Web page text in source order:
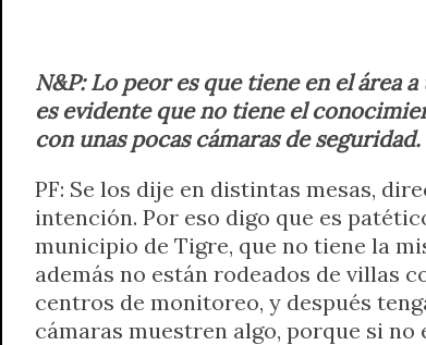
N&P: Lo peor es que tiene en el área
es evidente que no tiene el
con unas pocas cámaras de seguridad.
PF: Se los dije en distintas mesas,
intención. Por eso digo que es
municipio de Tigre, que no tiene la
además no están rodeados de villas
centros de monitoreo, y después
cámaras muestren algo, porque si no